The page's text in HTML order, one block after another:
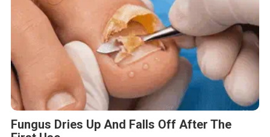
Fungus Dries Up And Falls Off After The